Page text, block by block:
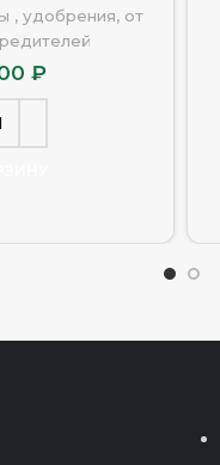
, удобрения, от
₽